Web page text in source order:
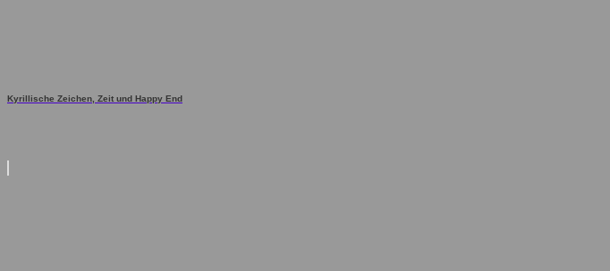
Kyrillische Zeichen, Zeit und Happy End